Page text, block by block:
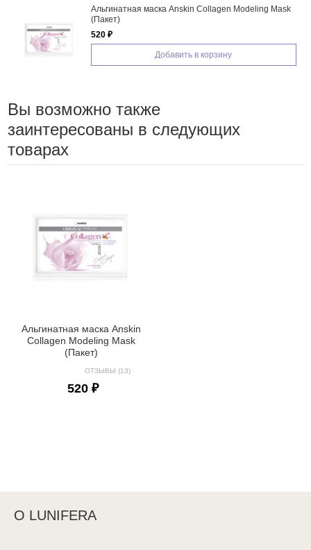
Альгинатная маска Anskin Collagen Modeling Mask
(Пакет)
520 ₽
Добавить в корзину
Вы возможно также
заинтересованы в следующих
товарах
Альгинатная маска Anskin
Collagen Modeling Mask
(Пакет)
ОТЗЫВЫ (13)
520 ₽
О LUNIFERA